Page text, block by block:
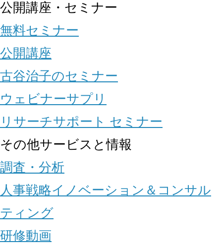
公開講座・セミナー
無料セミナー
公開講座
古谷治子のセミナー
ウェビナーサプリ
リサーチサポート セミナー
その他サービスと情報
調査・分析
人事戦略イノベーション＆コンサル
ティング
研修動画